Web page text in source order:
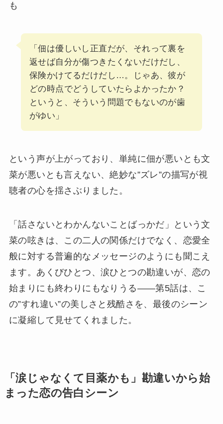
も
「佃は優しいし正直だが、それって裏を
返せば自分が傷つきたくないだけだし、
保険かけてるだけだし…。じゃあ、彼が
どの時点でどうしていたらよかったか？
というと、そういう問題でもないのが歯
がゆい」
という声が上がっており、単純に佃が悪いとも文
菜が悪いとも言えない、絶妙な”ズレ”の描写が視
聴者の心を揺さぶりました。
「話さないとわかんないことばっかだ」という文
菜の呟きは、この二人の関係だけでなく、恋愛全
般に対する普遍的なメッセージのようにも聞こえ
ます。あくびひとつ、涙ひとつの勘違いが、恋の
始まりにも終わりにもなりうる――第5話は、こ
の”すれ違い”の美しさと残酷さを、最後のシーン
に凝縮して見せてくれました。
「涙じゃなくて目薬かも」勘違いから始
まった恋の告白シーン